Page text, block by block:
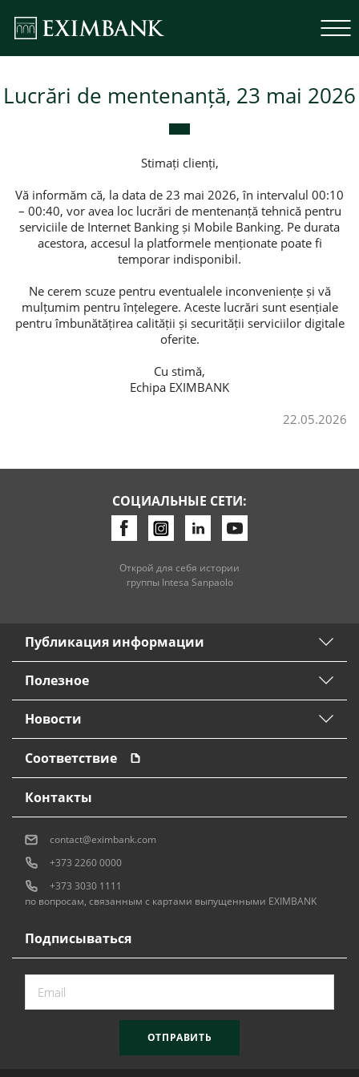
Потребительские кредиты
Lucrări de mentenanță, 23 mai 2026
Stimați clienți,
Vă informăm că, la data de 23 mai 2026, în intervalul 00:10
– 00:40, vor avea loc lucrări de mentenanță tehnică pentru
serviciile de Internet Banking și Mobile Banking. Pe durata
acestora, accesul la platformele menționate poate fi
temporar indisponibil.
Ne cerem scuze pentru eventualele inconveniențe și vă
mulțumim pentru înțelegere. Aceste lucrări sunt esențiale
pentru îmbunătățirea calității și securității serviciilor digitale
oferite.
Cu stimă,
Echipa EXIMBANK
22.05.2026
СОЦИАЛЬНЫЕ СЕТИ:
Открой для себя истории
группы Intesa Sanpaolo
Публикация информации
Полезное
Новости
Соответствие
Подписываться
ОТПРАВИТЬ
Контакты
contact@eximbank.com
+373 2260 0000
+373 3030 1111
по вопросам, связанным с картами выпущенными EXIMBANK